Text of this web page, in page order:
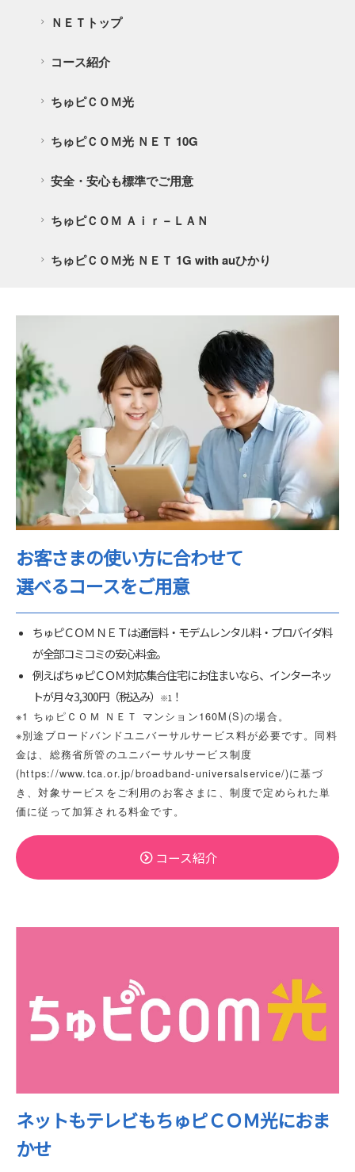
ＮＥＴトップ
コース紹介
ちゅピＣＯＭ光
ちゅピＣＯＭ光 ＮＥＴ 10G
安全・安心も標準でご用意
ちゅピＣＯＭ Ａｉｒ－ＬＡＮ
ちゅピＣＯＭ光 ＮＥＴ 1G with auひかり
お客さまの使い方に合わせて
選べるコースをご用意
ちゅピＣＯＭ ＮＥＴは通信料・モデムレンタル料・プロバイダ料
が全部コミコミの安心料金。
例えばちゅピＣＯＭ対応集合住宅にお住まいなら、インターネッ
トが月々3,300円（税込み） ※1 ！
※1 ちゅピＣＯＭ ＮＥＴ マンション160M(S)の場合。
※別途ブロードバンドユニバーサルサービス料が必要です。同料
金は、総務省所管のユニバーサルサービス制度
(https://www.tca.or.jp/broadband-universalservice/)に基づ
き、対象サービスをご利用のお客さまに、制度で定められた単
価に従って加算される料金です。
コース紹介
ネットもテレビもちゅピＣＯＭ光におま
かせ